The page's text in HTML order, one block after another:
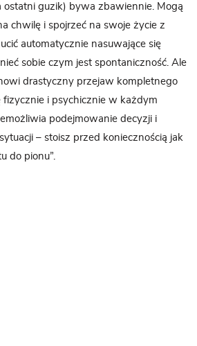
ostatni guzik) bywa zbawiennie. Mogą
chwilę i spojrzeć na swoje życie z
automatycznie nasuwające się
sobie czym jest spontaniczność. Ale
drastyczny przejaw kompletnego
fizycznie i psychicznie w każdym
podejmowanie decyzji i
– stoisz przed koniecznością jak
do pionu”.